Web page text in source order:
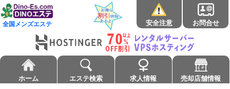
全国メンズエステ 安全注意 お問合せ
ホーム エステ検索 求人情報 売却店舗情報